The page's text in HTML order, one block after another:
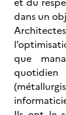
dans un
que
quotidien